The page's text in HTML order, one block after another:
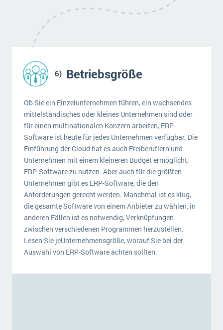
Betriebsgröße
Ob Sie ein Einzelunternehmen führen, ein wachsendes
mittelständisches oder kleines Unternehmen sind oder
für einen multinationalen Konzern arbeiten, ERP-
Software ist heute für jedes Unternehmen verfügbar. Die
Einführung der Cloud hat es auch Freiberuflern und
Unternehmen mit einem kleineren Budget ermöglicht,
ERP-Software zu nutzen. Aber auch für die größten
Unternehmen gibt es ERP-Software, die den
Anforderungen gerecht werden. Manchmal ist es klug,
die gesamte Software von einem Anbieter zu wählen, in
anderen Fällen ist es notwendig, Verknüpfungen
zwischen verschiedenen Programmen herzustellen.
Lesen Sie jeUnternehmensgröße, worauf Sie bei der
Auswahl von ERP-Software achten sollten.